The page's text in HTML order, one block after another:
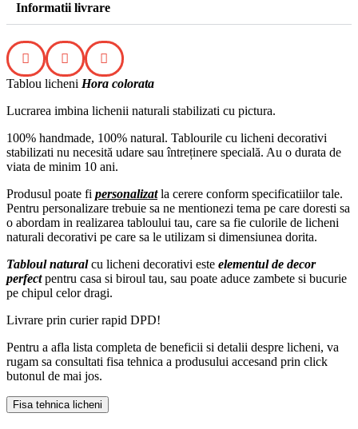
Informatii livrare
Tablou licheni Hora colorata
Lucrarea imbina lichenii naturali stabilizati cu pictura.
100% handmade, 100% natural. Tablourile cu licheni decorativi
stabilizati nu necesită udare sau întreținere specială. Au o durata de
viata de minim 10 ani.
Produsul poate fi personalizatla cerere conform specificatiilor tale.
Pentru personalizare trebuie sa ne mentionezi tema pe care doresti sa
o abordam in realizarea tabloului tau, care sa fie culorile de licheni
naturali decorativi pe care sa le utilizam si dimensiunea dorita.
Tabloul naturalcu licheni decorativi este elementul de decor
perfectpentru casa si biroul tau, sau poate aduce zambete si bucurie
pe chipul celor dragi.
Livrare prin curier rapid DPD!
Pentru a afla lista completa de beneficii si detalii despre licheni, va
rugam sa consultati fisa tehnica a produsului accesand prin click
butonul de mai jos.
Fisa tehnica licheni